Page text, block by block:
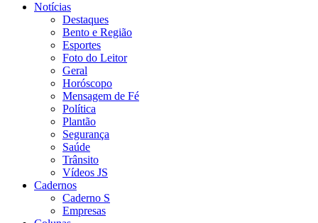
Notícias
Destaques
Bento e Região
Esportes
Foto do Leitor
Geral
Horóscopo
Mensagem de Fé
Política
Plantão
Segurança
Saúde
Trânsito
Vídeos JS
Cadernos
Caderno S
Empresas